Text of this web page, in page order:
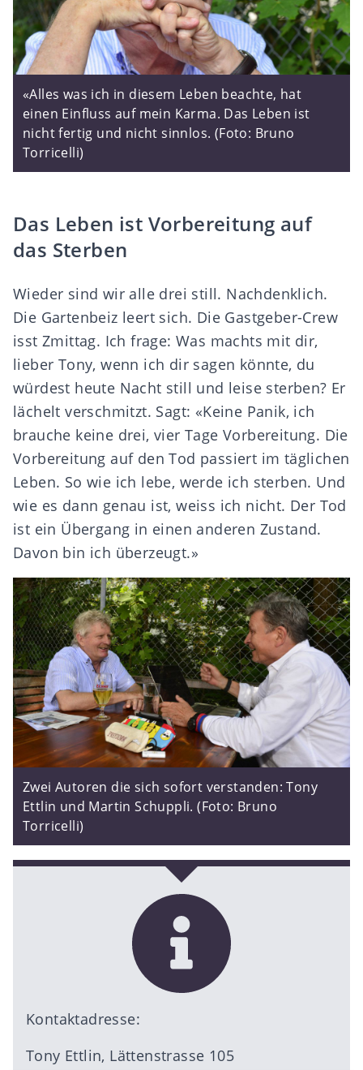
«Alles was ich in diesem Leben beachte, hat
einen Einfluss auf mein Karma. Das Leben ist
nicht fertig und nicht sinnlos. (Foto: Bruno
Torricelli)
Das Leben ist Vorbereitung auf
das Sterben
Wieder sind wir alle drei still. Nachdenklich.
Die Gartenbeiz leert sich. Die Gastgeber-Crew
isst Zmittag. Ich frage: Was machts mit dir,
lieber Tony, wenn ich dir sagen könnte, du
würdest heute Nacht still und leise sterben? Er
lächelt verschmitzt. Sagt: «Keine Panik, ich
brauche keine drei, vier Tage Vorbereitung. Die
Vorbereitung auf den Tod passiert im täglichen
Leben. So wie ich lebe, werde ich sterben. Und
wie es dann genau ist, weiss ich nicht. Der Tod
ist ein Übergang in einen anderen Zustand.
Davon bin ich überzeugt.»
Zwei Autoren die sich sofort verstanden: Tony
Ettlin und Martin Schuppli. (Foto: Bruno
Torricelli)
Kontaktadresse:
Tony Ettlin, Lättenstrasse 105